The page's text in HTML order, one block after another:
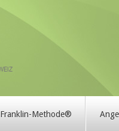
Franklin-Methode®